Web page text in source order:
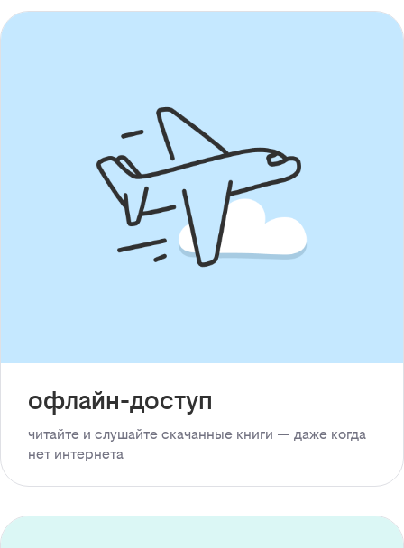
офлайн-доступ
читайте и слушайте скачанные книги — даже когда
нет интернета